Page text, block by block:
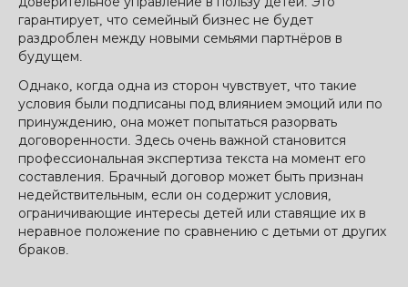
гарантирует, что семейный бизнес не будет
раздроблен между новыми семьями партнёров в
будущем.
Однако, когда одна из сторон чувствует, что такие
условия были подписаны под влиянием эмоций или по
принуждению, она может попытаться разорвать
договоренности. Здесь очень важной становится
профессиональная экспертиза текста на момент его
составления. Брачный договор может быть признан
недействительным, если он содержит условия,
ограничивающие интересы детей или ставящие их в
неравное положение по сравнению с детьми от других
браков.